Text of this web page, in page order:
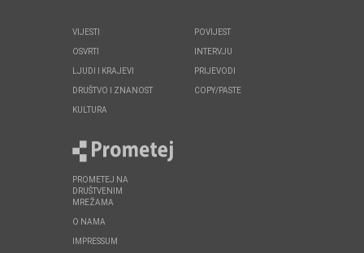
VIJESTI
OSVRTI
LJUDI I KRAJEVI
DRUŠTVO I ZNANOST
KULTURA
POVIJEST
INTERVJU
PRIJEVODI
COPY/PASTE
PROMETEJ NA
DRUŠTVENIM
MREŽAMA
O NAMA
IMPRESSUM